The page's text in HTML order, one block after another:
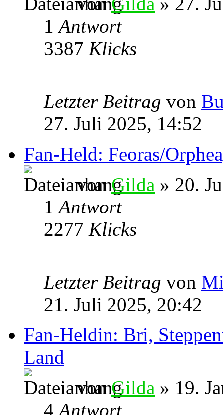
1Antwort
3387 Klicks
Letzter Beitrag von
27. Juli 2025, 14:52
Fan-Held: Feoras/
vonGilda » 20.
1Antwort
2277 Klicks
Letzter Beitrag von
21. Juli 2025, 20:42
Fan-Heldin: Bri,
Land
vonGilda » 19.
4 Antwort